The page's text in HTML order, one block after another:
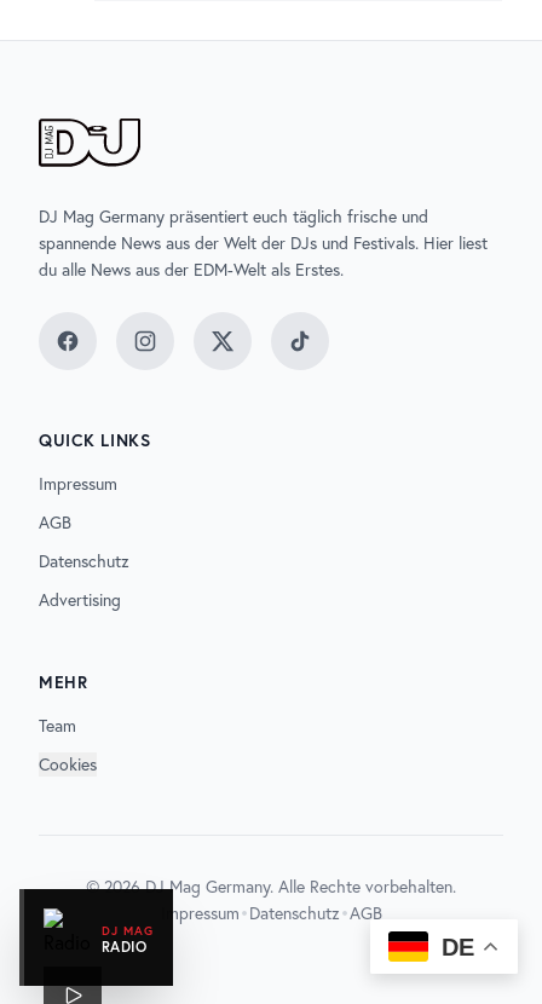
DJ MAG
RADIO DE
DJ Mag Germany präsentiert euch täglich frische und
spannende News aus der Welt der DJs und Festivals. Hier liest
du alle News aus der EDM-Welt als Erstes.
FacebookInstagramTwitter TikTok
QUICK LINKS
Impressum
AGB
Datenschutz
Advertising
MEHR
Team
Cookies
©2026DJ Mag Germany. Alle Rechte vorbehalten.
Impressum•Datenschutz•AGB